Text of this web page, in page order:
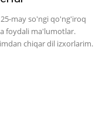
may so'ngi qo'ng'iroq
foydali ma'lumotlar.
chiqar dil izxorlarim.